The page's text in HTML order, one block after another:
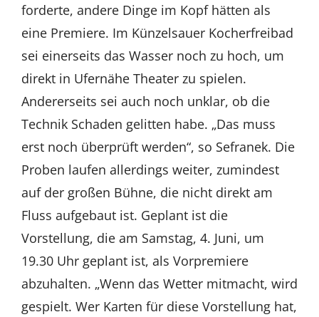
forderte, andere Dinge im Kopf hätten als
eine Premiere. Im Künzelsauer Kocherfreibad
sei einerseits das Wasser noch zu hoch, um
direkt in Ufernähe Theater zu spielen.
Andererseits sei auch noch unklar, ob die
Technik Schaden gelitten habe. „Das muss
erst noch überprüft werden“, so Sefranek. Die
Proben laufen allerdings weiter, zumindest
auf der großen Bühne, die nicht direkt am
Fluss aufgebaut ist. Geplant ist die
Vorstellung, die am Samstag, 4. Juni, um
19.30 Uhr geplant ist, als Vorpremiere
abzuhalten. „Wenn das Wetter mitmacht, wird
gespielt. Wer Karten für diese Vorstellung hat,